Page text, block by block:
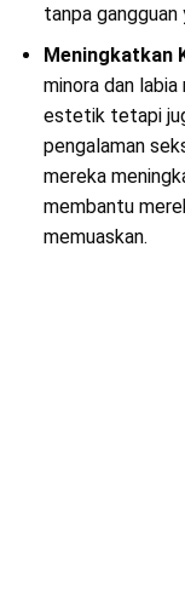
tanpa gangguan
Meningkatkan
minora dan
estetik tetapi
pengalaman
mereka
membantu
memuaskan.